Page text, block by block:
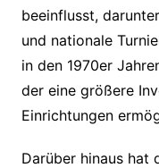
beeinflusst,
und nationale
in den 1970er
der eine größere
Einrichtungen
Darüber hinaus hat